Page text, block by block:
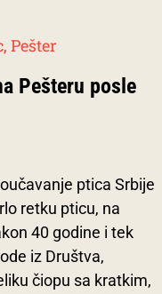
Pešteru posle
ptica Srbije
retku pticu, na
40 godine i tek
iz Društva,
čiopu sa kratkim,